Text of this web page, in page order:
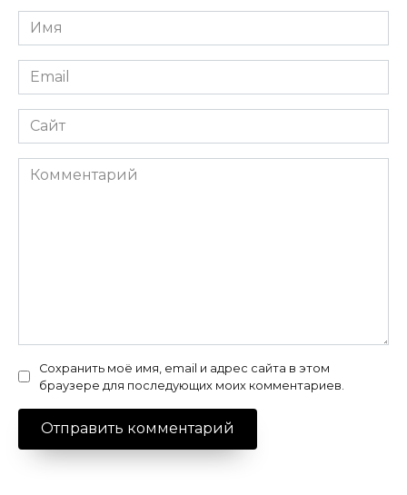
Имя
*
Email
*
Сайт
Комментарий
Сохранить моё имя, email и адрес сайта в этом
браузере для последующих моих комментариев.